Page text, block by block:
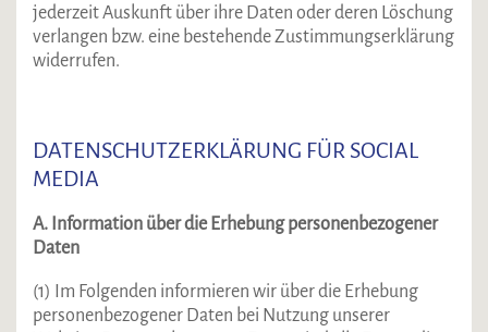
jederzeit Auskunft über ihre Daten oder deren Löschung
verlangen bzw. eine bestehende Zustimmungserklärung
widerrufen.
DATENSCHUTZERKLÄRUNG FÜR SOCIAL
MEDIA
A. Information über die Erhebung personenbezogener
Daten
(1) Im Folgenden informieren wir über die Erhebung
personenbezogener Daten bei Nutzung unserer